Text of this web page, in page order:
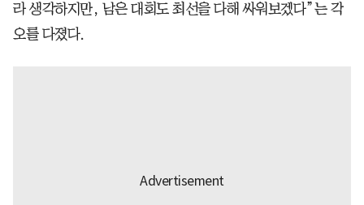
라 생각하지만, 남은 대회도 최선을 다해 싸워보겠다”는 각
오를 다졌다.